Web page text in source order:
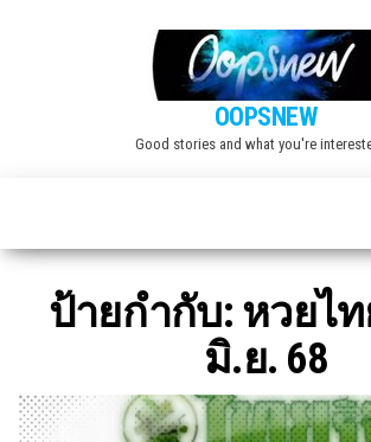
OOPSNEW
Good stories and what you're
ป้ายกำกับ: หวยไท
มิ.ย. 68